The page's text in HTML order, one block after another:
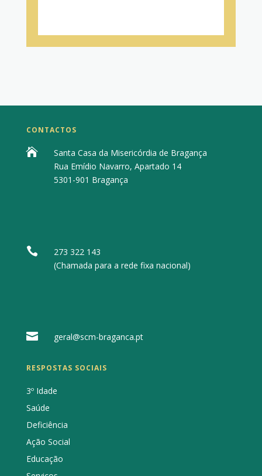
CONTACTOS

Santa Casa da Misericórdia de Bragança
Rua Emídio Navarro, Apartado 14
5301-901 Bragança

273 322 143
(Chamada para a rede fixa nacional)
 geral@scm-braganca.pt
RESPOSTAS SOCIAIS
3º Idade
Saúde
Deficiência
Ação Social
Educação